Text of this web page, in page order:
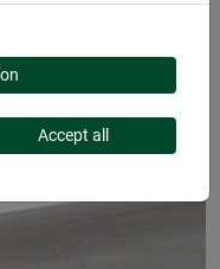
Accept all